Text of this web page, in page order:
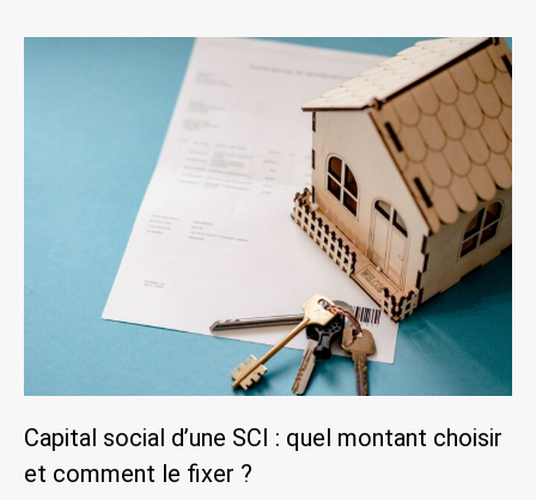
Capital social d’une SCI : quel montant choisir
et comment le fixer ?